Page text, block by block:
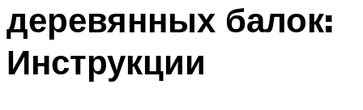
деревянных балок:
Инструкции